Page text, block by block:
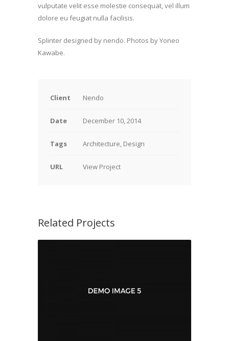
vulputate velit esse molestie consequat, vel illum
dolore eu feugiat nulla facilisis.
Splinter designed by nendo. Photos by Yoneo
Kawabe.
Client Nendo
Date December 10, 2014
Tags Architecture, Design
URL View Project
Related Projects